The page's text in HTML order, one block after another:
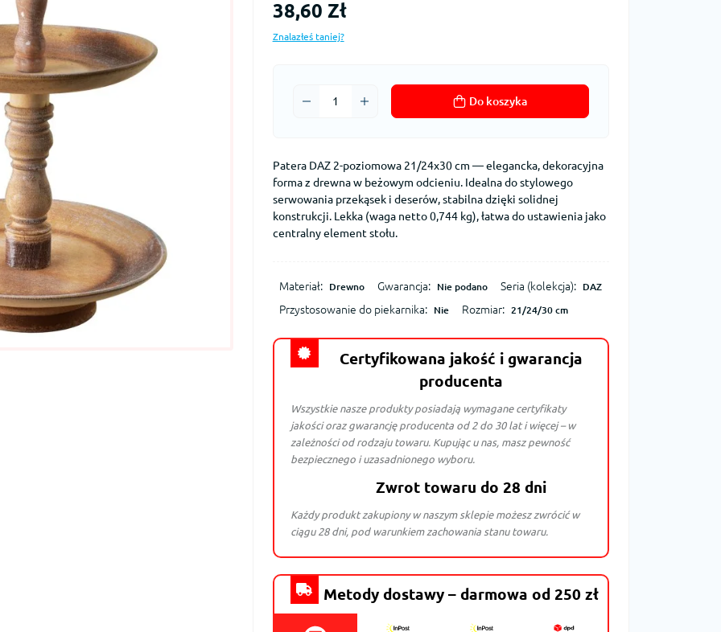
38,60 Zł
Znalazłeś taniej?
Do koszyka
Patera DAZ 2-poziomowa 21/24x30 cm — elegancka, dekoracyjna
forma z drewna w beżowym odcieniu. Idealna do stylowego
serwowania przekąsek i deserów, stabilna dzięki solidnej
konstrukcji. Lekka (waga netto 0,744 kg), łatwa do ustawienia jako
centralny element stołu.
Materiał: Drewno Gwarancja: Nie podano Seria (kolekcja): DAZ
Przystosowanie do piekarnika: Nie Rozmiar: 21/24/30 cm
Certyfikowana jakość i gwarancja
producenta
Wszystkie nasze produkty posiadają wymagane certyfikaty
jakości oraz gwarancję producenta od 2 do 30 lat i więcej – w
zależności od rodzaju towaru. Kupując u nas, masz pewność
bezpiecznego i uzasadnionego wyboru.
Zwrot towaru do 28 dni
Każdy produkt zakupiony w naszym sklepie możesz zwrócić w
ciągu 28 dni, pod warunkiem zachowania stanu towaru.
Metody dostawy – darmowa od 250 zł